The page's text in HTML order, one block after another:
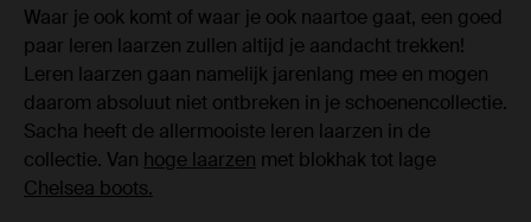
Waar je ook komt of waar je ook naartoe gaat, een goed
paar leren laarzen zullen altijd je aandacht trekken!
Leren laarzen gaan namelijk jarenlang mee en mogen
daarom absoluut niet ontbreken in je schoenencollectie.
Sacha heeft de allermooiste leren laarzen in de
collectie. Van hoge laarzen met blokhak tot lage
Chelsea boots.